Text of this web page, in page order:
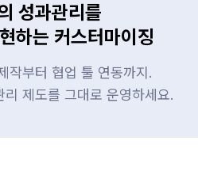
성과관리를
하는 커스터마이징
작부터 협업 툴 연동까지.
리 제도를 그대로 운영하세요.